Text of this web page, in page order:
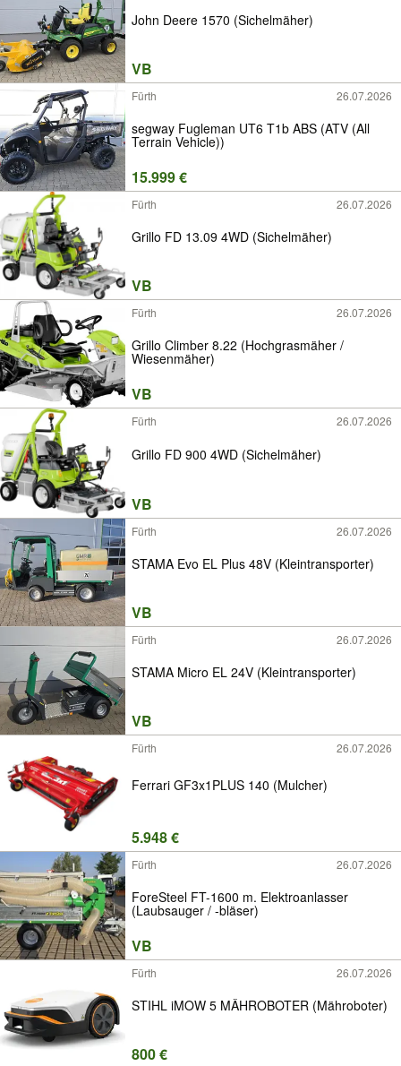
John Deere 1570 (Sichelmäher)
VB
Fürth 26.07.2026
segway Fugleman UT6 T1b ABS (ATV (All
Terrain Vehicle))
15.999 €
Fürth 26.07.2026
Grillo FD 13.09 4WD (Sichelmäher)
VB
Fürth 26.07.2026
Grillo Climber 8.22 (Hochgrasmäher /
Wiesenmäher)
VB
Fürth 26.07.2026
Grillo FD 900 4WD (Sichelmäher)
VB
Fürth 26.07.2026
STAMA Evo EL Plus 48V (Kleintransporter)
VB
Fürth 26.07.2026
STAMA Micro EL 24V (Kleintransporter)
VB
Fürth 26.07.2026
Ferrari GF3x1PLUS 140 (Mulcher)
5.948 €
Fürth 26.07.2026
ForeSteel FT-1600 m. Elektroanlasser
(Laubsauger / -bläser)
VB
Fürth 26.07.2026
STIHL iMOW 5 MÄHROBOTER (Mähroboter)
800 €